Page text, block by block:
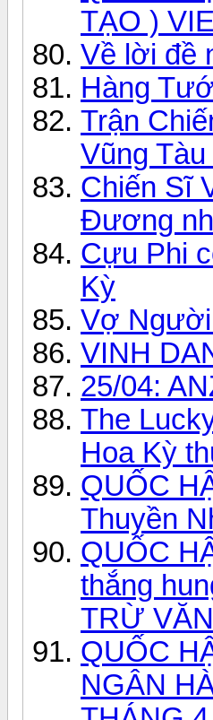
TẠO )
Về lời đề
Hàng
Trận
Vũng
Chiến Sĩ
Đương
Cựu Phi
Kỳ
Vợ
VINH
25/04:
The
Hoa Kỳ
QUỐC
Thuyền
QUỐC
thắng
TRỪ
QUỐC
NGÂN